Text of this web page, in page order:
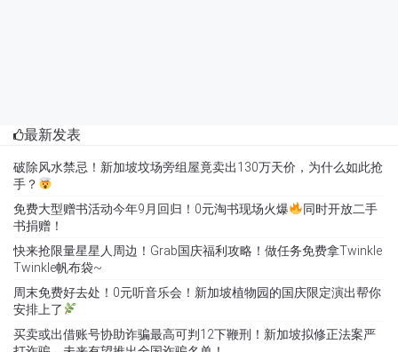
最新发表
破除风水禁忌！新加坡坟场旁组屋竟卖出130万天价，为什么如此抢
手？
免费大型赠书活动今年9月回归！0元淘书现场火爆
同时开放二手
书捐赠！
快来抢限量星星人周边！Grab国庆福利攻略！做任务免费拿Twinkle
Twinkle帆布袋~
周末免费好去处！0元听音乐会！新加坡植物园的国庆限定演出帮你
安排上了
买卖或出借账号协助诈骗最高可判12下鞭刑！新加坡拟修正法案严